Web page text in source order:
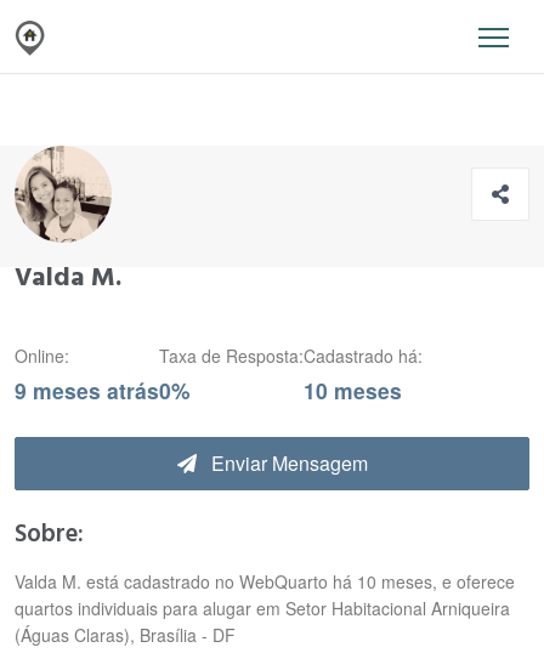
Valda M.
Online:
9 meses atrás
Taxa de Resposta:
0%
Cadastrado há:
10 meses
Enviar Mensagem
Sobre:
Valda M. está cadastrado no WebQuarto há 10 meses, e oferece
quartos individuais para alugar em Setor Habitacional Arniqueira
(Águas Claras), Brasília - DF